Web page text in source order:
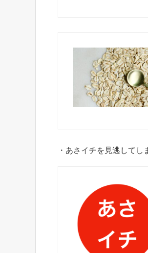
・あさイチを見逃してし